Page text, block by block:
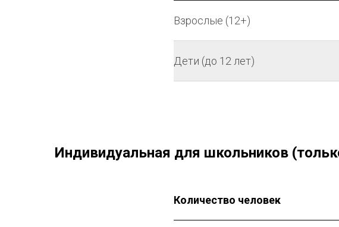
Взрослые (12+)
Дети (до 12 лет)
Индивидуальная для школьников
Количество человек